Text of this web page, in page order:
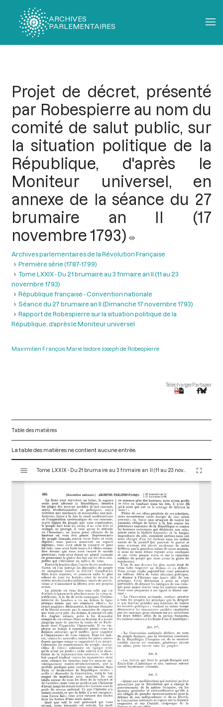
ARCHIVES
PARLEMENTAIRES
Projet de décret, présenté
par Robespierre au nom du
comité de salut public, sur
la situation politique de la
République, d'après le
Moniteur universel, en
annexe de la séance du 27
brumaire an II (17
novembre 1793)
Archives parlementaires de la Révolution Française
Première série (1787-1799)
Tome LXXIX - Du 21 brumaire au 3 frimaire an II (11 au 23
novembre 1793)
République française - Convention nationale
Séance du 27 brumaire an II (Dimanche 17 novembre 1793)
Rapport de Robespierre sur la situation politique de la
République, d’après le Moniteur universel
Maximilien François Marie Isidore Joseph de Robespierre
TéléchargerPartager
Table des matières
La table des matières ne contient aucune entrée.
s
Tome LXXIX - Du 21 brumaire au 3 frimaire an II (11 au 23 novembre 1793)